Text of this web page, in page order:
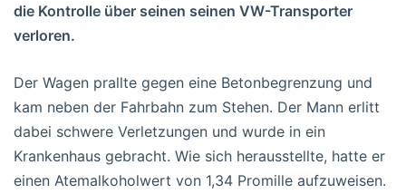
die Kontrolle über seinen seinen VW-Transporter
verloren.
Der Wagen prallte gegen eine Betonbegrenzung und
kam neben der Fahrbahn zum Stehen. Der Mann erlitt
dabei schwere Verletzungen und wurde in ein
Krankenhaus gebracht. Wie sich herausstellte, hatte er
einen Atemalkoholwert von 1,34 Promille aufzuweisen.